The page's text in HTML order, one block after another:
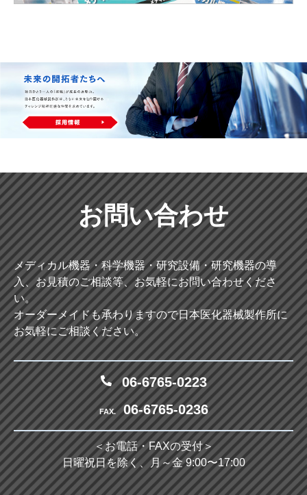
お問い合わせ
メディカル機器・科学機器・研究設備・研究機器の導
入、お見積のご相談等、お気軽にお問い合わせくださ
い。
オーダーメイドも承わりますので日本医化器械製作所に
お気軽にご相談ください。
06-6765-0223
FAX. 06-6765-0236
＜お電話・FAXの受付＞
日曜祝日を除く、月～金 9:00〜17:00